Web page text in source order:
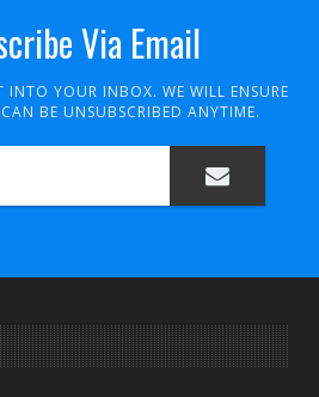
Via Email
INTO YOUR INBOX. WE WILL ENSURE
BE UNSUBSCRIBED ANYTIME.